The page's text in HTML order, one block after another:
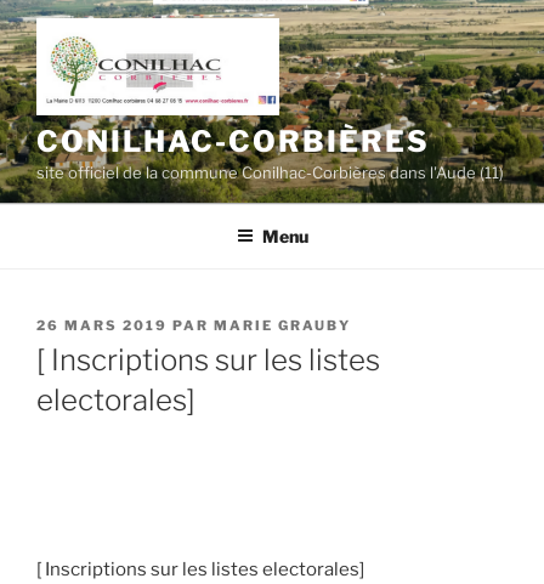
Aller
au
contenu
principal
CONILHAC-CORBIÈRES
site officiel de la commune Conilhac-Corbières dans l'Aude (11)
Menu
PUBLIÉ
LE
26 MARS 2019 PAR MARIE GRAUBY
[ Inscriptions sur les listes
electorales]
[ Inscriptions sur les listes electorales]